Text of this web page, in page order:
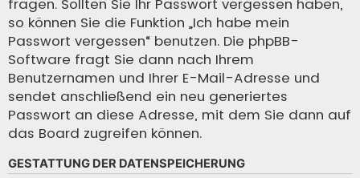
fragen. Sollten Sie Ihr Passwort vergessen haben,
so können Sie die Funktion „Ich habe mein
Passwort vergessen“ benutzen. Die phpBB-
Software fragt Sie dann nach Ihrem
Benutzernamen und Ihrer E-Mail-Adresse und
sendet anschließend ein neu generiertes
Passwort an diese Adresse, mit dem Sie dann auf
das Board zugreifen können.
GESTATTUNG DER DATENSPEICHERUNG